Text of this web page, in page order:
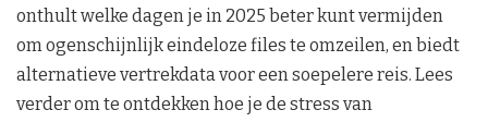
onthult welke dagen je in 2025 beter kunt vermijden
om ogenschijnlijk eindeloze files te omzeilen, en biedt
alternatieve vertrekdata voor een soepelere reis. Lees
verder om te ontdekken hoe je de stress van